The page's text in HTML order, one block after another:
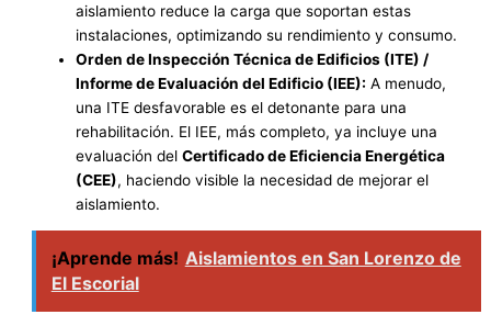
aislamiento reduce la carga que soportan estas
instalaciones, optimizando su rendimiento y consumo.
Orden de Inspección Técnica de Edificios (ITE) /
Informe de Evaluación del Edificio (IEE): A menudo,
una ITE desfavorable es el detonante para una
rehabilitación. El IEE, más completo, ya incluye una
evaluación delCertificado de Eficiencia Energética
(CEE), haciendo visible la necesidad de mejorar el
aislamiento.
¡Aprende más! Aislamientos en San Lorenzo de
El Escorial